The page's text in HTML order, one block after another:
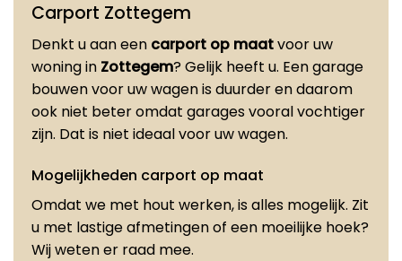
Carport Zottegem
Denkt u aan een carport op maatvoor uw
woning in Zottegem? Gelijk heeft u. Een garage
bouwen voor uw wagen is duurder en daarom
ook niet beter omdat garages vooral vochtiger
zijn. Dat is niet ideaal voor uw wagen.
Mogelijkheden carport op maat
Omdat we met hout werken, is alles mogelijk. Zit
u met lastige afmetingen of een moeilijke hoek?
Wij weten er raad mee.